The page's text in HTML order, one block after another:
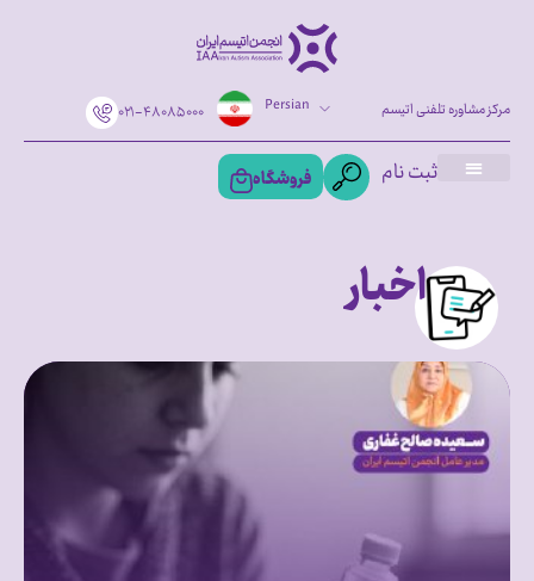
۰۲۱-۴۸۰۸۵۰۰۰ Persian مرکز مشاوره تلفنی اتیسم
ثبت نام فروشگاه
اخبار